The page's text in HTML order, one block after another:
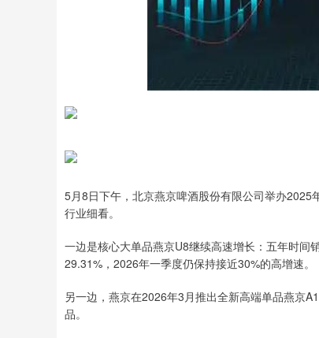
5月8日下午，北京燕京啤酒股份有限公司举办
行业细看。
一边是核心大单品燕京U8继续高速增长：五年时
29.31%，2026年一季度仍保持接近30%的高增速。
另一边，燕京在2026年3月推出全新高端单品燕京
品。